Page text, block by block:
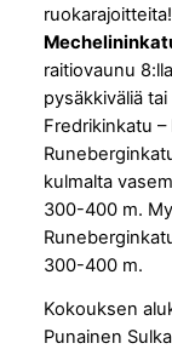
ruokarajoitteita!
raitiovaunu
pysäkkiväliä
Fredrikinkatu
kulmalta
300-400 m.
300-400 m.
Kokouksen
Punainen